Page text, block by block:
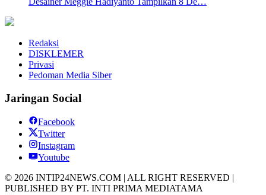
Redaksi
DISKLEMER
Privasi
Pedoman Media Siber
Jaringan Social
Facebook
Twitter
Instagram
Youtube
© 2026 INTIP24NEWS.COM | ALL RIGHT RESERVED |
PUBLISHED BY PT. INTI PRIMA MEDIATAMA